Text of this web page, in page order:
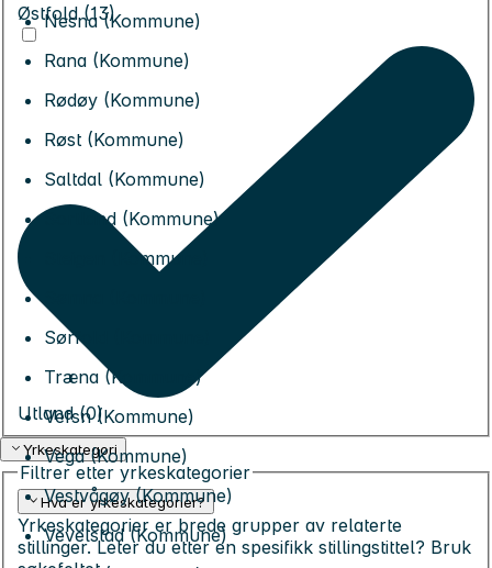
Nesna (Kommune)
Rana (Kommune)
Rødøy (Kommune)
Røst (Kommune)
Saltdal (Kommune)
Sortland (Kommune)
Steigen (Kommune)
Sørfold (Kommune)
Træna (Kommune)
Vefsn (Kommune)
Vega (Kommune)
Vestvågøy (Kommune)
Vevelstad (Kommune)
Østfold (13)
Utland (0)
Yrkeskategori
Filtrer etter yrkeskategorier
Hva er yrkeskategorier?
Yrkeskategorier er brede grupper av relaterte
stillinger. Leter du etter en spesifikk stillingstittel? Bruk